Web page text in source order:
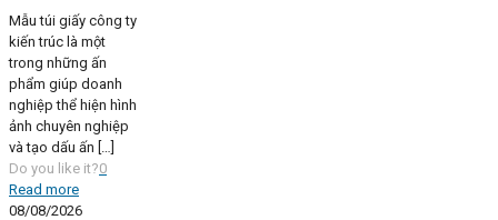
Mẫu túi giấy công ty
kiến trúc là một
trong những ấn
phẩm giúp doanh
nghiệp thể hiện hình
ảnh chuyên nghiệp
và tạo dấu ấn
Do you like it?0
Read more
08/08/2026